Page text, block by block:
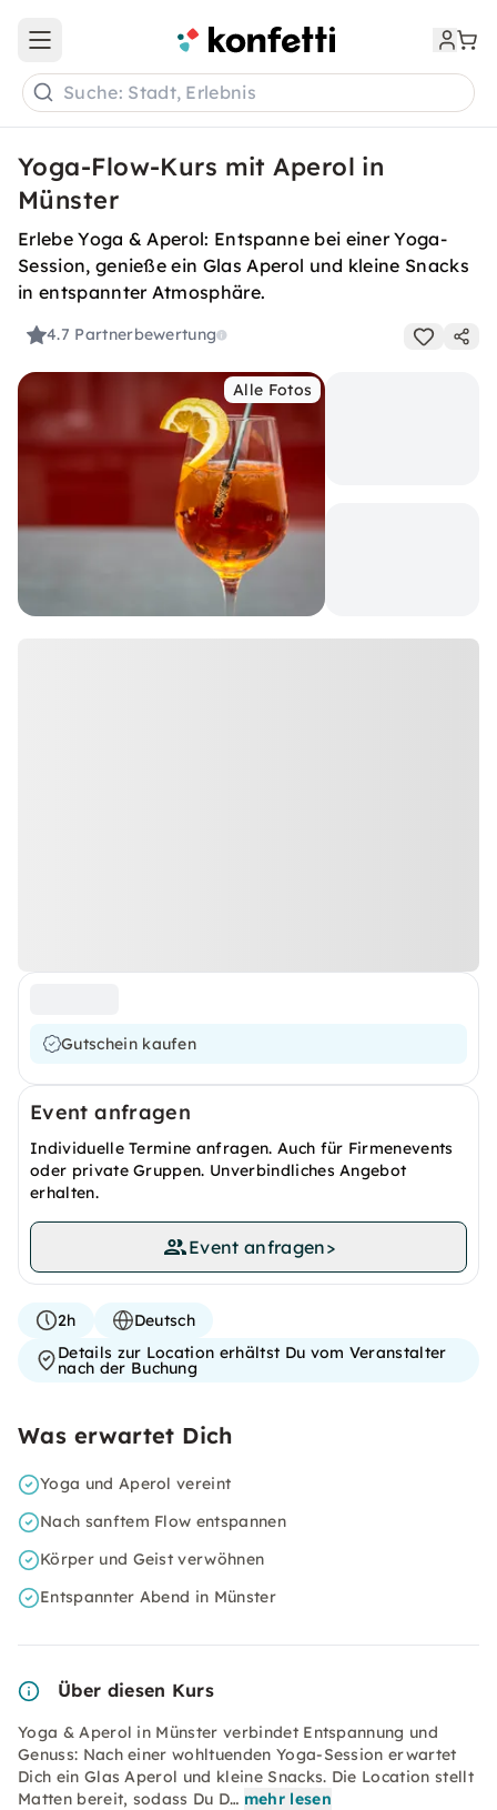
Open main menu
Suche: Stadt, Erlebnis
Yoga-Flow-Kurs mit Aperol in
Münster
Erlebe Yoga & Aperol: Entspanne bei einer Yoga-
Session, genieße ein Glas Aperol und kleine Snacks
in entspannter Atmosphäre.
4.7 Partnerbewertung
Alle Fotos
Gutschein kaufen
Event anfragen
Individuelle Termine anfragen. Auch für Firmenevents
oder private Gruppen. Unverbindliches Angebot
erhalten.
Event anfragen>
2h
Deutsch
Details zur Location erhältst Du vom Veranstalter
nach der Buchung
Was erwartet Dich
Yoga und Aperol vereint
Nach sanftem Flow entspannen
Körper und Geist verwöhnen
Entspannter Abend in Münster
Über diesen Kurs
Yoga & Aperol in Münster verbindet Entspannung und
Genuss: Nach einer wohltuenden Yoga-Session erwartet
Dich ein Glas Aperol und kleine Snacks. Die Location stellt
Matten bereit, sodass Du D… mehr lesen